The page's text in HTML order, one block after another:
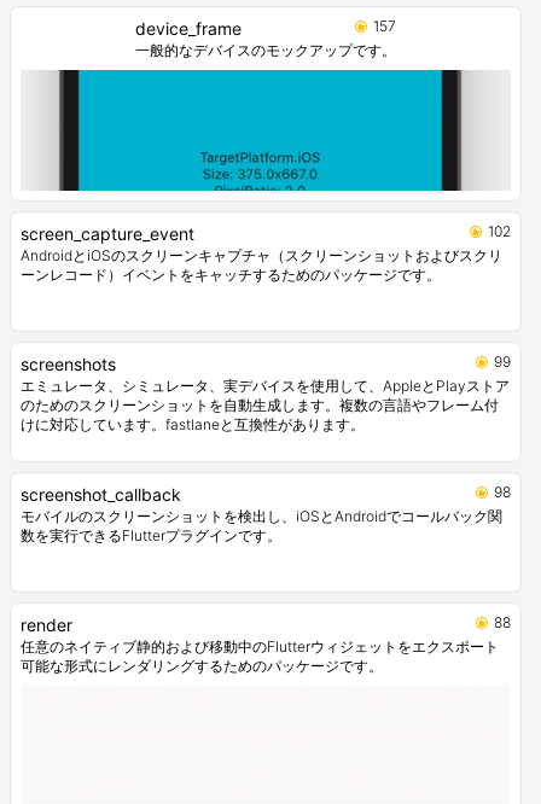
device_frame
157
一般的なデバイスのモックアップです。
screen_capture_event
102
AndroidとiOSのスクリーンキャプチャ（スクリーンショットおよびスクリ
ーンレコード）イベントをキャッチするためのパッケージです。
screenshots
99
エミュレータ、シミュレータ、実デバイスを使用して、AppleとPlayストア
のためのスクリーンショットを自動生成します。複数の言語やフレーム付
けに対応しています。fastlaneと互換性があります。
screenshot_callback
98
モバイルのスクリーンショットを検出し、iOSとAndroidでコールバック関
数を実行できるFlutterプラグインです。
render
88
任意のネイティブ静的および移動中のFlutterウィジェットをエクスポート
可能な形式にレンダリングするためのパッケージです。